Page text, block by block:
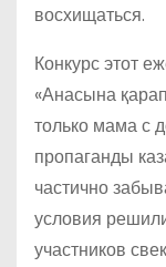
восхищаться.
Конкурс этот
«Анасына
только мама с
пропаганды
частично
условия
участников